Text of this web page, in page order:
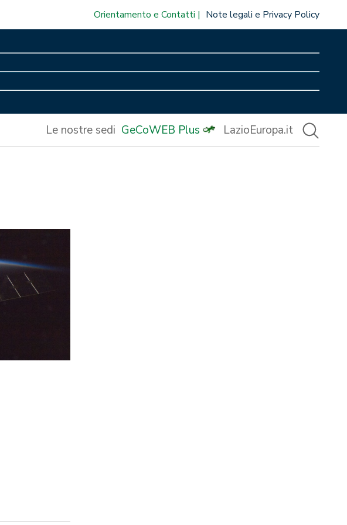
Orientamento e Contatti Note legali e Privacy Policy
Le nostre sedi GeCoWEB Plus LazioEuropa.it